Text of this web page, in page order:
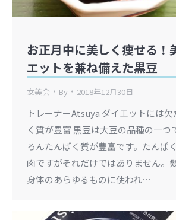
お正月中に美しく痩せる！
エットを兼ね備えた黒豆
女美会 By 2018年12月30日
トレーナーAtsuya ダイエットには
く質が豊富 黒豆は大豆の品種の一つ
ろんたんぱく質が豊富です。たんぱ
肉ですがそれだけではありません。
身体のあらゆるものに使われ…